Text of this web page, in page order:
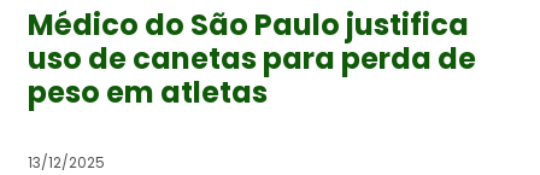
Médico do São Paulo justifica
uso de canetas para perda de
peso em atletas
13/12/2025